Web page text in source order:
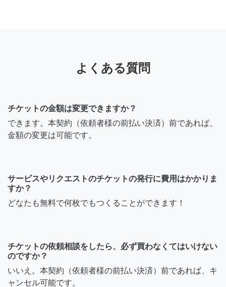
よくある質問
チケットの金額は変更できますか？
できます。本契約（依頼者様の前払い決済）前であれば、
金額の変更は可能です。
サービスやリクエストのチケットの発行に費用はかかりま
すか？
どなたも無料で何枚でもつくることができます！
チケットの依頼相談をしたら、必ず買わなくてはいけない
のですか？
いいえ。本契約（依頼者様の前払い決済）前であれば、キ
ャンセル可能です。